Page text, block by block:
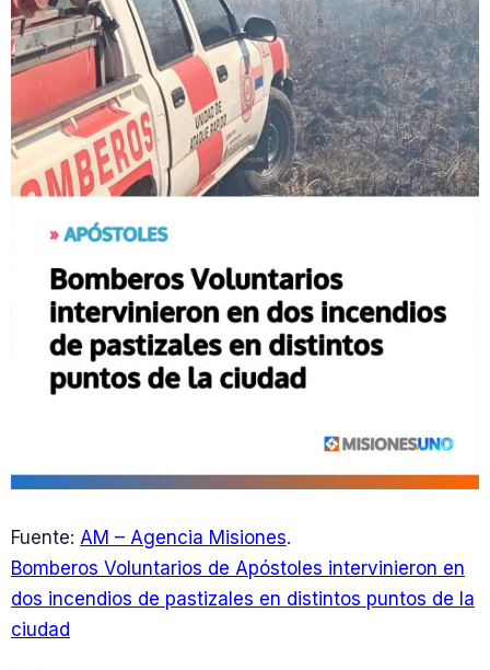
Fuente: AM – Agencia Misiones.
Bomberos Voluntarios de Apóstoles intervinieron en
dos incendios de pastizales en distintos puntos de la
ciudad